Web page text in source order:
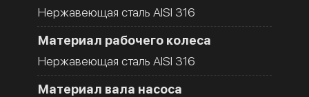
Нержавеющая сталь AISI 316
Материал рабочего колеса
Нержавеющая сталь AISI 316
Материал вала насоса